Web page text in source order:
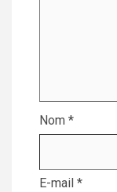
Nom *
E-mail *